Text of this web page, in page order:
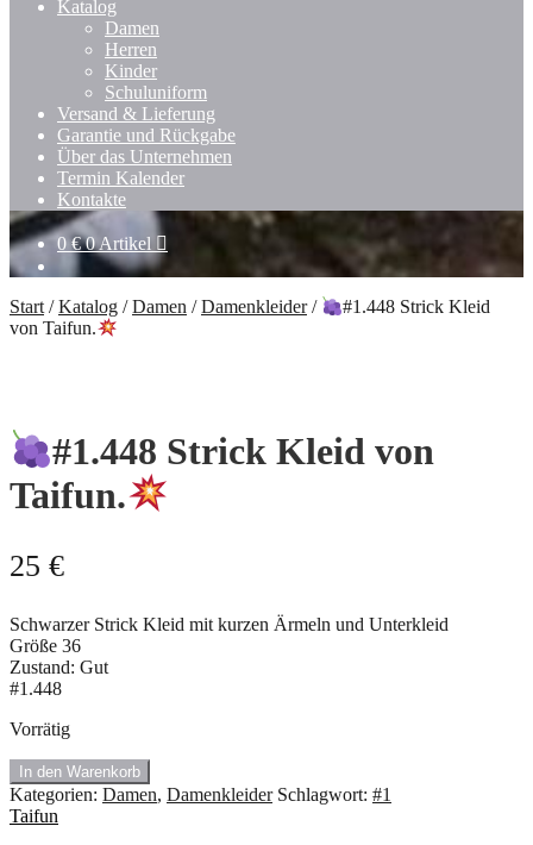
Katalog
Damen
Herren
Kinder
Schuluniform
Versand & Lieferung
Garantie und Rückgabe
Über das Unternehmen
Termin Kalender
Kontakte
0 € 0 Artikel
Start/Katalog /Damen /Damenkleider/
#1.448 Strick Kleid
von Taifun.
#1.448 Strick Kleid von
Taifun.
25 €
Schwarzer Strick Kleid mit kurzen Ärmeln und Unterkleid
Größe 36
Zustand: Gut
#1.448
Vorrätig
#1.448
Strick
In den Warenkorb
Kategorien: Damen, Damenkleider Schlagwort: #1
Taifun